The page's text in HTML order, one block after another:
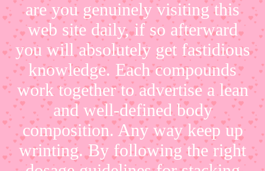
are you genuinely visiting this
web site daily, if so afterward
you will absolutely get fastidious
knowledge. Each compounds
work together to advertise a lean
and well-defined body
composition. Any way keep up
wrinting. By following the right